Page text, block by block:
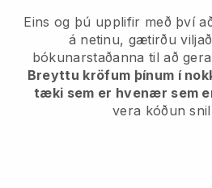
Eins og þú upplifir með því
á netinu, gætirðu
bókunarstaðanna til að
Breyttu kröfum þínum í
tæki sem er hvenær sem
vera kóðun